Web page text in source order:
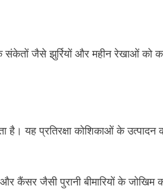
संकेतों जैसे झुर्रियों और महीन रेखाओं को
है। यह प्रतिरक्षा कोशिकाओं के
और कैंसर जैसी पुरानी बीमारियों के